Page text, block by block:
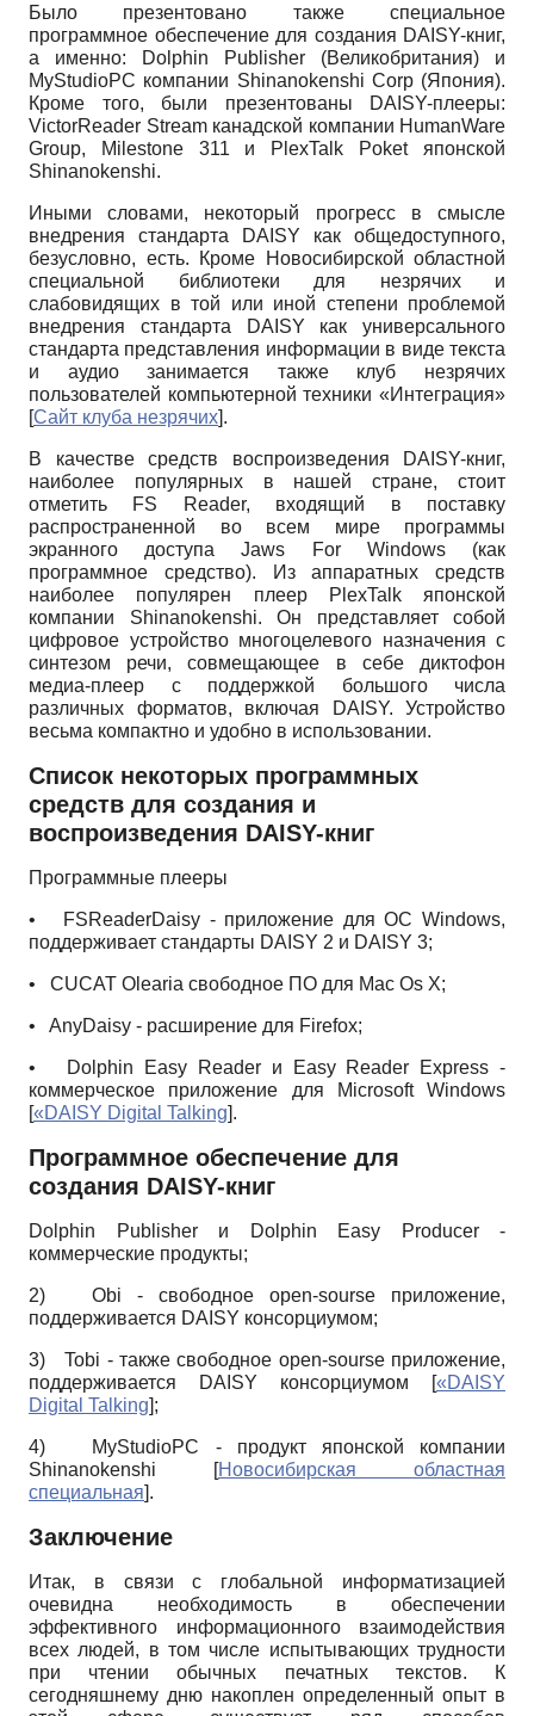
Было презентовано также специальное
программное обеспечение для создания DAISY-книг,
а именно: Dolphin Publisher (Великобритания) и
MyStudioPC компании Shinanokenshi Corp (Япония).
Кроме того, были презентованы DAISY-плееры:
VictorReader Stream канадской компании HumanWare
Group, Milestone 311 и PlexTalk Poket японской
Shinanokenshi.
Иными словами, некоторый прогресс в смысле
внедрения стандарта DAISY как общедоступного,
безусловно, есть. Кроме Новосибирской областной
специальной библиотеки для незрячих и
слабовидящих в той или иной степени проблемой
внедрения стандарта DAISY как универсального
стандарта представления информации в виде текста
и аудио занимается также клуб незрячих
пользователей компьютерной техники «Интеграция»
[Сайт клуба незрячих].
В качестве средств воспроизведения DAISY-книг,
наиболее популярных в нашей стране, стоит
отметить FS Reader, входящий в поставку
распространенной во всем мире программы
экранного доступа Jaws For Windows (как
программное средство). Из аппаратных средств
наиболее популярен плеер PlexTalk японской
компании Shinanokenshi. Он представляет собой
цифровое устройство многоцелевого назначения с
синтезом речи, совмещающее в себе диктофон
медиа-плеер с поддержкой большого числа
различных форматов, включая DAISY. Устройство
весьма компактно и удобно в использовании.
Список некоторых программных
средств для создания и
воспроизведения DAISY-книг
Программные плееры
•
FSReaderDaisy - приложение для ОС Windows,
поддерживает стандарты DAISY 2 и DAISY 3;
• CUCAT Olearia свободное ПО для Mac Os X;
• AnyDaisy - расширение для Firefox;
• Dolphin Easy Reader и Easy Reader Express -
коммерческое приложение для Microsoft Windows
[«DAISY Digital Talking].
Программное обеспечение для
создания DAISY-книг
Dolphin Publisher и Dolphin Easy Producer -
коммерческие продукты;
2) Obi - свободное open-sourse приложение,
поддерживается DAISY консорциумом;
3)Tobi - также свободное open-sourse приложение,
поддерживается DAISY консорциумом
[«DAISY
Digital Talking];
4) MyStudioPC - продукт японской компании
Shinanokenshi
[Новосибирская областная
специальная].
Заключение
Итак, в связи с глобальной информатизацией
очевидна необходимость в обеспечении
эффективного информационного взаимодействия
всех людей, в том числе испытывающих трудности
при чтении обычных печатных текстов. К
сегодняшнему дню накоплен определенный опыт в